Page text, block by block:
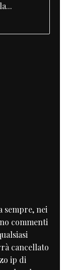
sempre, nei
commenti
cancellato
ip di